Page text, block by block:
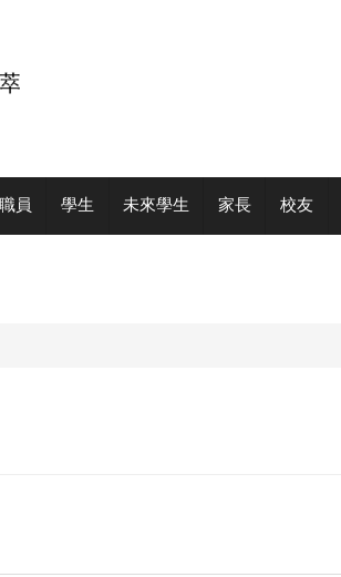
員 學生 未來學生 家長 校友